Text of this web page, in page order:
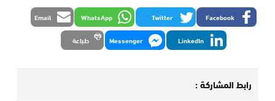
Facebook
Twitter
WhatsApp
Email
LinkedIn
Messenger طباعة
رابط المشاركة :